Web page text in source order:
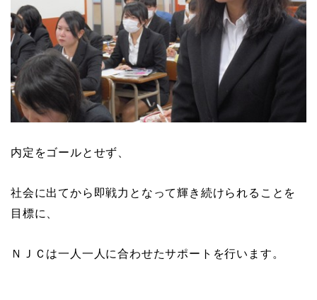
内定をゴールとせず、
社会に出てから即戦力となって輝き続けられることを
目標に、
ＮＪＣは一人一人に合わせたサポートを行います。